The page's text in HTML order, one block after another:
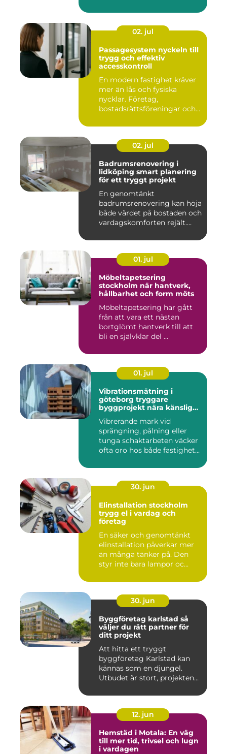
02. jul
Passagesystem nyckeln till
trygg och effektiv
accesskontroll
En modern fastighet kräver
mer än lås och fysiska
nycklar. Företag,
bostadsrättsföreningar och
02. jul
Badrumsrenovering i
lidköping smart planering
för ett tryggt projekt
En genomtänkt
badrumsrenovering kan höja
både värdet på bostaden och
vardagskomforten rejält.
01. jul
Möbeltapetsering
stockholm när hantverk,
hållbarhet och form möts
Möbeltapetsering har gått
från att vara ett nästan
bortglömt hantverk till att
bli en självklar del ...
01. jul
Vibrationsmätning i
göteborg tryggare
byggprojekt nära känsliga
Vibrerande mark vid
sprängning, pålning eller
tunga schaktarbeten väcker
ofta oro hos både fastighet...
30. jun
Elinstallation stockholm
trygg el i vardag och
företag
En säker och genomtänkt
elinstallation påverkar mer
än många tänker på. Den
styr inte bara lampor oc...
30. jun
Byggföretag karlstad så
väljer du rätt partner för
ditt projekt
Att hitta ett tryggt
byggföretag Karlstad kan
kännas som en djungel.
Utbudet är stort, projekten
12. jun
Hemstäd i Motala: En väg
till mer tid, trivsel och lugn
i vardagen